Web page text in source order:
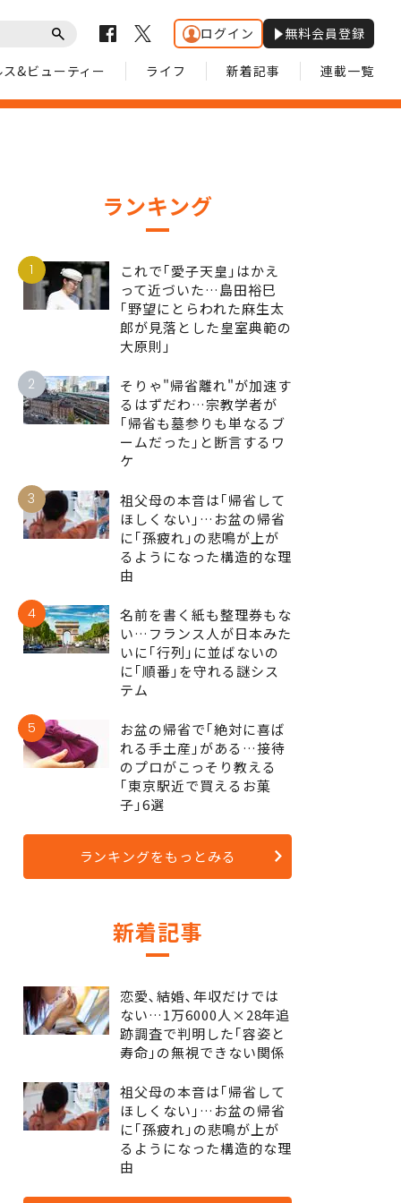
ログイン 無料会員登録
ス&ビューティー ライフ 新着記事 連載一覧
ランキング
1
これで｢愛子天皇｣はかえ
って近づいた…島田裕巳
｢野望にとらわれた麻生太
郎が見落とした皇室典範の
大原則｣
2
そりゃ"帰省離れ"が加速す
るはずだわ…宗教学者が
｢帰省も墓参りも単なるブ
ームだった｣と断言するワ
ケ
3
祖父母の本音は｢帰省して
ほしくない｣…お盆の帰省
に｢孫疲れ｣の悲鳴が上が
るようになった構造的な理
由
4
名前を書く紙も整理券もな
い…フランス人が日本みた
いに｢行列｣に並ばないの
に｢順番｣を守れる謎シス
テム
5
お盆の帰省で｢絶対に喜ば
れる手土産｣がある…接待
のプロがこっそり教える
｢東京駅近で買えるお菓
子｣6選
ランキングをもっとみる
新着記事
恋愛､結婚､年収だけでは
ない…1万6000人×28年追
跡調査で判明した｢容姿と
寿命｣の無視できない関係
祖父母の本音は｢帰省して
ほしくない｣…お盆の帰省
に｢孫疲れ｣の悲鳴が上が
るようになった構造的な理
由